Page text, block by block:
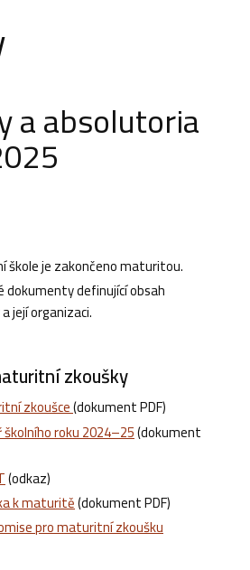
a absolutoria
škole je zakončeno maturitou.
definující obsah
její organizaci.
zkoušky
zkoušce(dokument PDF)
roku 2024–25(dokument
(odkaz)
k maturitě(dokument PDF)
pro maturitní zkoušku